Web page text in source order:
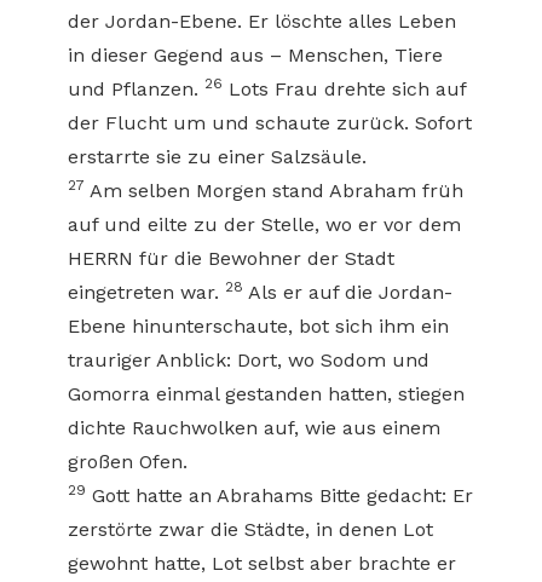
der Jordan-Ebene. Er löschte alles Leben
in dieser Gegend aus – Menschen, Tiere
und Pflanzen. 26 Lots Frau drehte sich auf
der Flucht um und schaute zurück. Sofort
erstarrte sie zu einer Salzsäule.
27 Am selben Morgen stand Abraham früh
auf und eilte zu der Stelle, wo er vor dem
HERRN für die Bewohner der Stadt
eingetreten war. 28 Als er auf die Jordan-
Ebene hinunterschaute, bot sich ihm ein
trauriger Anblick: Dort, wo Sodom und
Gomorra einmal gestanden hatten, stiegen
dichte Rauchwolken auf, wie aus einem
großen Ofen.
29 Gott hatte an Abrahams Bitte gedacht: Er
zerstörte zwar die Städte, in denen Lot
gewohnt hatte, Lot selbst aber brachte er